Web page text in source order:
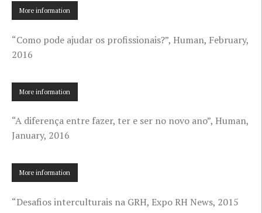
More information
“Como pode ajudar os profissionais?”, Human, February,
2016
More information
“A diferença entre fazer, ter e ser no novo ano”, Human,
January, 2016
More information
“Desafios interculturais na GRH, Expo RH News, 2015